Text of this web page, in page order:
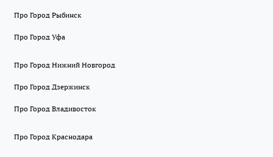
Про Город Рыбинск
Про Город Уфа
Про Город Нижний Новгород
Про Город Дзержинск
Про Город Владивосток
Про Город Краснодара